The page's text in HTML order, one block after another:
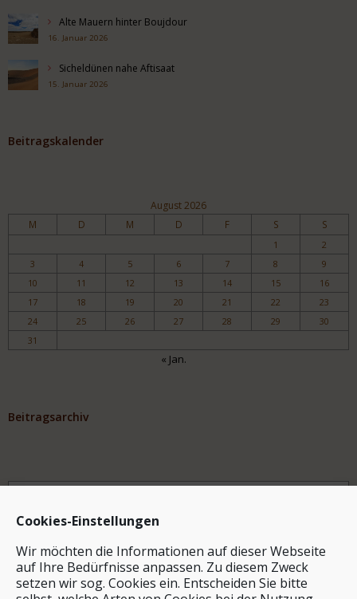
Cookies-Einstellungen
Wir möchten die Informationen auf dieser Webseite
auf Ihre Bedürfnisse anpassen. Zu diesem Zweck
setzen wir sog. Cookies ein. Entscheiden Sie bitte
Alte Mauern hinter Boujdour
16. Januar 2026
Sicheldünen nahe Aftisaat
15. Januar 2026
Beitragskalender
August 2026
M D M D F S S
1
2
3
4 5 6 7 8
9
10
11 12 13 14 15
16
17
18 19 20 21 22
23
24
25 26 27 28 29
30
31
« Jan.
Beitragsarchiv
Archiv